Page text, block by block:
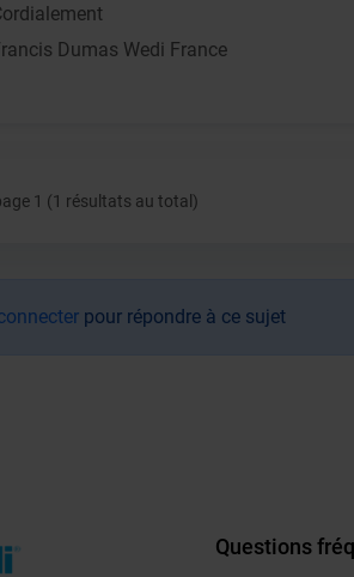
Dumas Wedi France
1 (1 résultats au total)
pour répondre à ce sujet
Questions